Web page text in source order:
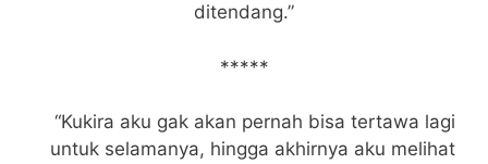
ditendang.”
*****
“Kukira aku gak akan pernah bisa tertawa lagi
untuk selamanya, hingga akhirnya aku melihat